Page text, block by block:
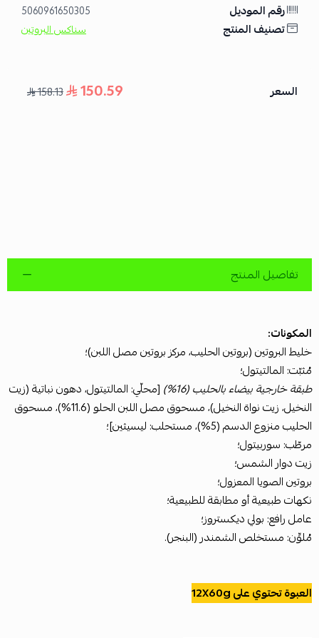
رقم الموديل 5060961650305
تصنيف المنتج سناكس البروتين
السعر 150.59
158.13
تفاصيل المنتج
المكونات:
خليط البروتين (بروتين الحليب، مركز بروتين مصل اللبن)؛
مُثبّت: المالتيتول؛
طبقة خارجية بيضاء بالحليب (16%)
[محلّي: المالتيتول، دهون نباتية (زيت
النخيل، زيت نواة النخيل)، مسحوق مصل اللبن الحلو (11.6%)، مسحوق
الحليب منزوع الدسم (5%)، مستحلب: ليسيثين]؛
مرطّب: سوربيتول؛
زيت دوار الشمس؛
بروتين الصويا المعزول؛
نكهات طبيعية أو مطابقة للطبيعية؛
عامل رافع: بولي ديكستروز؛
مُلوِّن: مستخلص الشمندر (البنجر).
العبوة تحتوي على 12X60g